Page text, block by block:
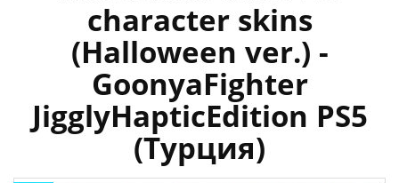
character skins
(Halloween ver.) -
GoonyaFighter
JigglyHapticEdition PS5
(Турция)